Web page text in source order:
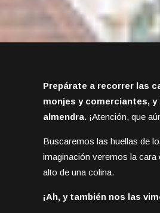
Prepárate a recorrer las
monjes y comerciantes,
almendra. ¡Atención, que
Buscaremos las huellas de
imaginación veremos la cara
alto de una colina.
¡Ah, y también nos las